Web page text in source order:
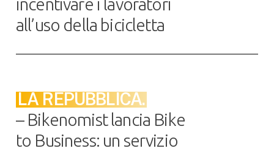
incentivare i lavoratori
all’uso della bicicletta
LA REPUBBLICA.
– Bikenomist lancia Bike
to Business: un servizio